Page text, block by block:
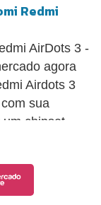
Redmi
AirDots 3 -
agora
Airdots 3
sua
um chipset
proporcionar
fone Redmi
Adaptive da